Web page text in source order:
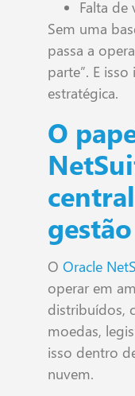
Falta de
Sem uma
passa a
parte”. E
estratégica.
O
gestão
O Oracle
operar em
distribuídos,
moedas,
isso dentro
nuvem.